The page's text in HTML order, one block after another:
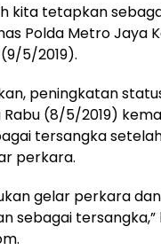
kita tetapkan
Polda Metro Jaya
5/2019).
peningkatan
(8/5/2019)
tersangka
perkara.
gelar perkara
sebagai